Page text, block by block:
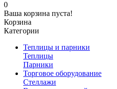
0
Ваша корзина пуста!
Корзина
Категории
Теплицы и парники
Теплицы
Парники
Торговое оборудование
Стеллажи